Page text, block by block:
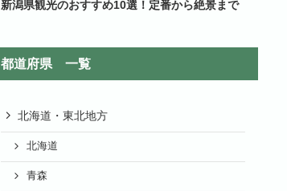
新潟県観光のおすすめ10選！定番から絶景まで
都道府県 一覧
北海道・東北地方
北海道
青森